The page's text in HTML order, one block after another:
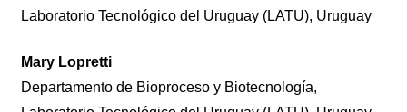
Laboratorio Tecnológico del Uruguay (LATU), Uruguay
Mary Lopretti
Departamento de Bioproceso y Biotecnología,